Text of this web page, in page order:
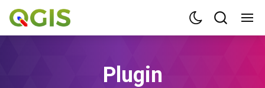
Plugin